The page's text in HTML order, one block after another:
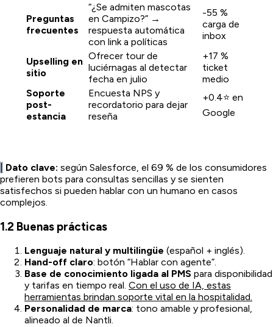
Preguntas
frecuentes
“¿Se admiten mascotas
en Campizo?” →
respuesta automática
con link a políticas
-55 %
carga de
inbox
Upselling en
sitio
Ofrecer tour de
luciérnagas al detectar
fecha en julio
+17 %
ticket
medio
Soporte
post-
estancia
Encuesta NPS y
recordatorio para dejar
reseña
+0.4⭐ en
Google
Dato clave: según Salesforce, el 69 % de los consumidores
prefieren bots para consultas sencillas y se sienten
satisfechos si pueden hablar con un humano en casos
complejos.
1.2 Buenas prácticas
Lenguaje natural y multilingüe (español + inglés).
Hand-off claro: botón “Hablar con agente”.
Base de conocimiento ligada al PMS para disponibilidad
y tarifas en tiempo real. Con el uso de IA, estas
herramientas brindan soporte vital en la hospitalidad.
Personalidad de marca: tono amable y profesional,
alineado al de Nantli.